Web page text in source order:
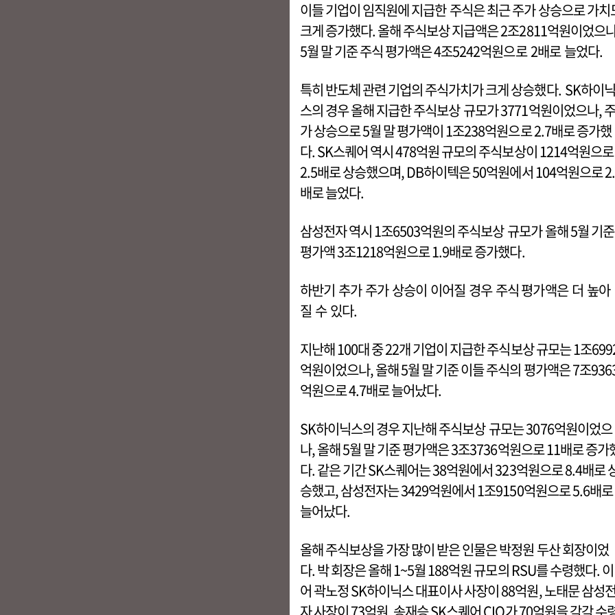
이들 기업이 임직원에 지급한 주식은 최근 주가 상승으로 가치
크게 증가했다. 올해 주식보상 지급액은 2조2811억원이었으
5월 말 기준 주식 평가액은 4조5242억원으로 2배로 늘었다.
특히 반도체 관련 기업의 주식가치가 크게 상승했다. SK하이닉
스의 경우 올해 지급한 주식보상 규모가 3771억원이었으나, 주
가 상승으로 5월 말 평가액이 1조238억원으로 2.7배로 증가했
다. SK스퀘어 역시 478억원 규모의 주식보상이 1214억원으로
2.5배로 상승했으며, DB하이텍은 50억원에서 104억원으로
배로 늘었다.
삼성전자 역시 1조6503억원의 주식보상 규모가 올해 5월 기준
평가액 3조1218억원으로 1.9배로 증가했다.
하반기 추가 주가 상승이 이어질 경우 주식 평가액은 더 높아
질 수 있다.
지난해 100대 중 22개 기업이 지급한 주식보상 규모는 1조
억원이었으나, 올해 5월 말 기준 이들 주식의 평가액은 7조
억원으로 4.7배로 늘어났다.
SK하이닉스의 경우 지난해 주식보상 규모는 3076억원이었으
나, 올해 5월 말 기준 평가액은 3조3736억원으로 11배로 증가
다. 같은 기간 SK스퀘어는 38억원에서 323억원으로 8.4배로
승했고, 삼성전자는 3429억원에서 1조9150억원으로 5.6배로
늘어났다.
올해 주식보상을 가장 많이 받은 인물은 박정원 두산 회장이었
다. 박 회장은 올해 1~5월 188억원 규모의 RSU를 수령했다. 이
어 곽노정 SK하이닉스 대표이사 사장이 88억원, 노태문 삼성전
자 사장이 73억원. 송재승 SK스퀘어 CIO가 70억원을 각각 수